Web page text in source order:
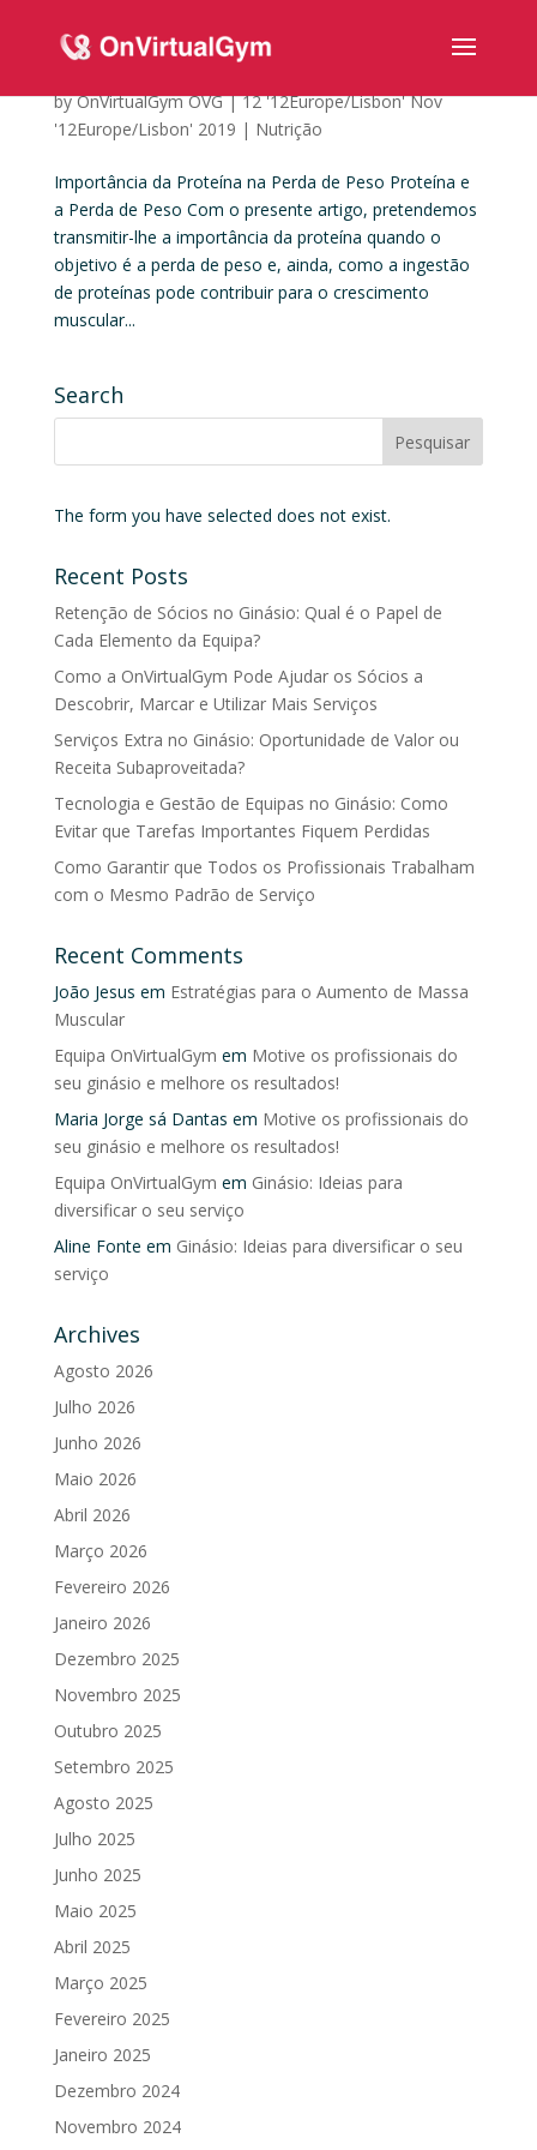
byOnVirtualGym OVG|12 '12Europe/Lisbon' Nov
'12Europe/Lisbon' 2019 | Nutrição
Importância da Proteína na Perda de Peso Proteína e
a Perda de Peso Com o presente artigo, pretendemos
transmitir-lhe a importância da proteína quando o
objetivo é a perda de peso e, ainda, como a ingestão
de proteínas pode contribuir para o crescimento
muscular...
Search
The form you have selected does not exist.
Recent Posts
Retenção de Sócios no Ginásio: Qual é o Papel de
Cada Elemento da Equipa?
Como a OnVirtualGym Pode Ajudar os Sócios a
Descobrir, Marcar e Utilizar Mais Serviços
Serviços Extra no Ginásio: Oportunidade de Valor ou
Receita Subaproveitada?
Tecnologia e Gestão de Equipas no Ginásio: Como
Evitar que Tarefas Importantes Fiquem Perdidas
Como Garantir que Todos os Profissionais Trabalham
com o Mesmo Padrão de Serviço
Recent Comments
João Jesus em Estratégias para o Aumento de Massa
Muscular
Equipa OnVirtualGym em Motive os profissionais do
seu ginásio e melhore os resultados!
Maria Jorge sá Dantas em Motive os profissionais do
seu ginásio e melhore os resultados!
Equipa OnVirtualGym em Ginásio: Ideias para
diversificar o seu serviço
Aline Fonte em Ginásio: Ideias para diversificar o seu
serviço
Archives
Agosto 2026
Julho 2026
Junho 2026
Maio 2026
Abril 2026
Março 2026
Fevereiro 2026
Janeiro 2026
Dezembro 2025
Novembro 2025
Outubro 2025
Setembro 2025
Agosto 2025
Julho 2025
Junho 2025
Maio 2025
Abril 2025
Março 2025
Fevereiro 2025
Janeiro 2025
Dezembro 2024
Novembro 2024